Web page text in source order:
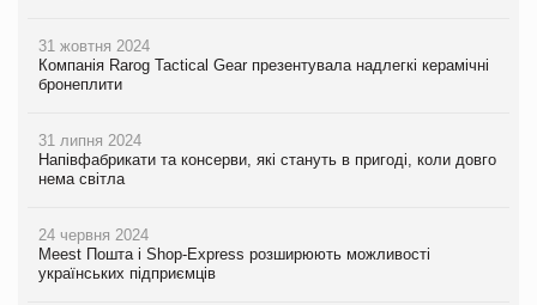
31 жовтня 2024
Компанія Rarog Tactical Gear презентувала надлегкі керамічні
бронеплити
31 липня 2024
Напівфабрикати та консерви, які стануть в пригоді, коли довго
нема світла
24 червня 2024
Meest Пошта і Shop-Express розширюють можливості
українських підприємців